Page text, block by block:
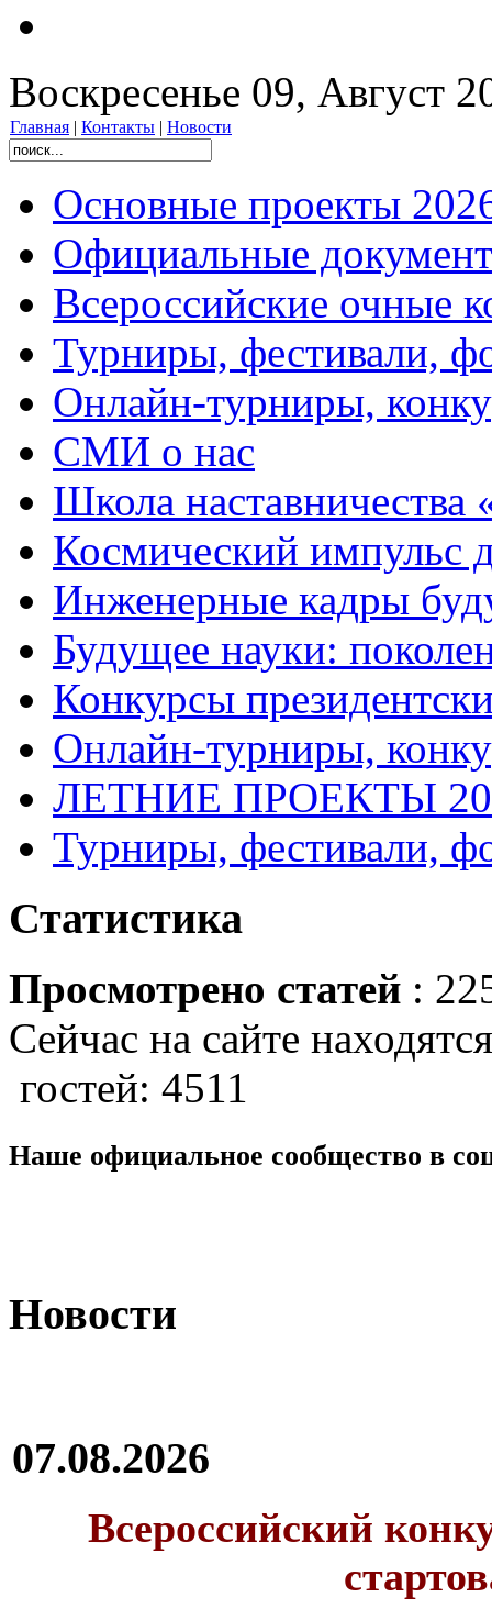
Воскресенье 09, Август
Главная | Контакты | Новости
Основные проекты
Официальные
Всероссийские очные
Турниры, фестивали,
Онлайн-турниры,
СМИ о нас
Школа
Космический импульс
Инженерные кадры
Будущее науки:
Конкурсы
Онлайн-турниры,
ЛЕТНИЕ ПРОЕКТЫ
Турниры, фестивали,
Статистика
Просмотрено статей :
Сейчас на сайте
гостей: 4511
Наше официальное сообщество в
Новости
07.08.2026
Всероссийский